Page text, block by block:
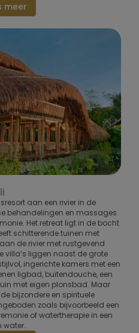
meer
aan een rivier in de
behandelingen en massages
Het retreat ligt in de bocht
schitterende tuinen met
de rivier met rustgevend
villa’s liggen naast de grote
ingerichte kamers met een
ligbad, buitendouche, een
met eigen plonsbad. Maar
bijzondere en spirituele
zoals bijvoorbeeld een
of watertherapie in een
water.